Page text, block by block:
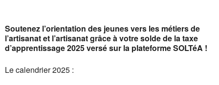
Soutenez l’orientation des jeunes vers les métiers de
l’artisanat et l’artisanat grâce à votre solde de la taxe
d’apprentissage 2025 versé sur la plateforme SOLTéA !
Le calendrier 2025 :